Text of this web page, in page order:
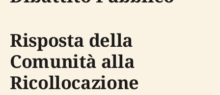
Risposta della
Comunità alla
Ricollocazione